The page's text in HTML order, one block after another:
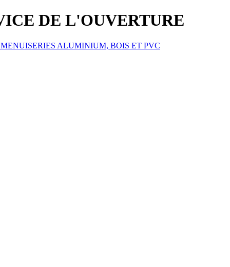
DE L'OUVERTURE